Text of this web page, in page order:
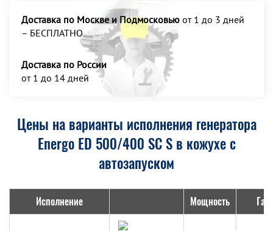
Доставка по Москве и Подмосковью от 1 до 3 дней
– БЕСПЛАТНО
Доставка по России
от 1 до 14 дней
Цены на варианты исполнения генератора
Energo ED 500/400 SC S в кожухе с
автозапуском
Исполнение Мощность